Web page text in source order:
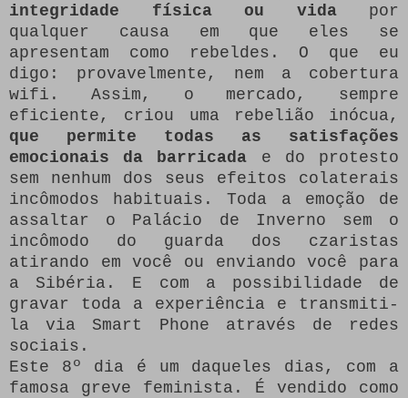
integridade física ou vidapor
qualquer causa em que eles se
apresentam como rebeldes.
O que eu
digo: provavelmente, nem a cobertura
wifi.
Assim, o mercado, sempre
eficiente, criou uma rebelião inócua,
que permite todas as satisfações
emocionais da barricada e do protesto
sem nenhum dos seus efeitos colaterais
incômodos habituais.
Toda a emoção de
assaltar o Palácio de Inverno sem o
incômodo do guarda dos czaristas
atirando em você ou enviando você para
a Sibéria.
E com a possibilidade de
gravar toda a experiência e transmiti-
la via Smart Phone através de redes
sociais.
Este 8º dia é um daqueles dias, com a
famosa greve feminista.
É vendido como